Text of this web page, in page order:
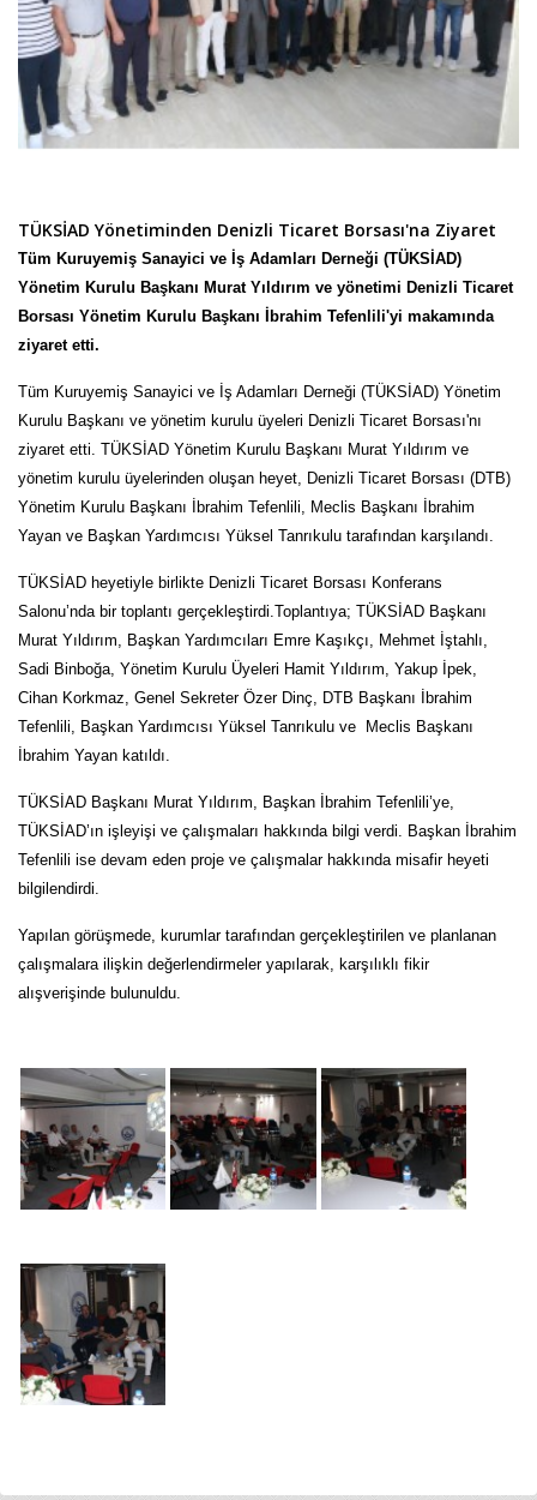
TÜKSİAD Yönetiminden Denizli Ticaret Borsası'na Ziyaret
Tüm Kuruyemiş Sanayici ve İş Adamları Derneği (TÜKSİAD)
Yönetim Kurulu Başkanı Murat Yıldırım ve yönetimi Denizli Ticaret
Borsası Yönetim Kurulu Başkanı İbrahim Tefenlili'yi makamında
ziyaret etti.
Tüm Kuruyemiş Sanayici ve İş Adamları Derneği (TÜKSİAD) Yönetim
Kurulu Başkanı ve yönetim kurulu üyeleri Denizli Ticaret Borsası'nı
ziyaret etti. TÜKSİAD Yönetim Kurulu Başkanı Murat Yıldırım ve
yönetim kurulu üyelerinden oluşan heyet, Denizli Ticaret Borsası (DTB)
Yönetim Kurulu Başkanı İbrahim Tefenlili, Meclis Başkanı İbrahim
Yayan ve Başkan Yardımcısı Yüksel Tanrıkulu tarafından karşılandı.
TÜKSİAD heyetiyle birlikte Denizli Ticaret Borsası Konferans
Salonu’nda bir toplantı gerçekleştirdi.Toplantıya; TÜKSİAD Başkanı
Murat Yıldırım, Başkan Yardımcıları Emre Kaşıkçı, Mehmet İştahlı,
Sadi Binboğa, Yönetim Kurulu Üyeleri Hamit Yıldırım, Yakup İpek,
Cihan Korkmaz, Genel Sekreter Özer Dinç, DTB Başkanı İbrahim
Tefenlili, Başkan Yardımcısı Yüksel Tanrıkulu ve Meclis Başkanı
İbrahim Yayan katıldı.
TÜKSİAD Başkanı Murat Yıldırım, Başkan İbrahim Tefenlili’ye,
TÜKSİAD’ın işleyişi ve çalışmaları hakkında bilgi verdi. Başkan İbrahim
Tefenlili ise devam eden proje ve çalışmalar hakkında misafir heyeti
bilgilendirdi.
Yapılan görüşmede, kurumlar tarafından gerçekleştirilen ve planlanan
çalışmalara ilişkin değerlendirmeler yapılarak, karşılıklı fikir
alışverişinde bulunuldu.